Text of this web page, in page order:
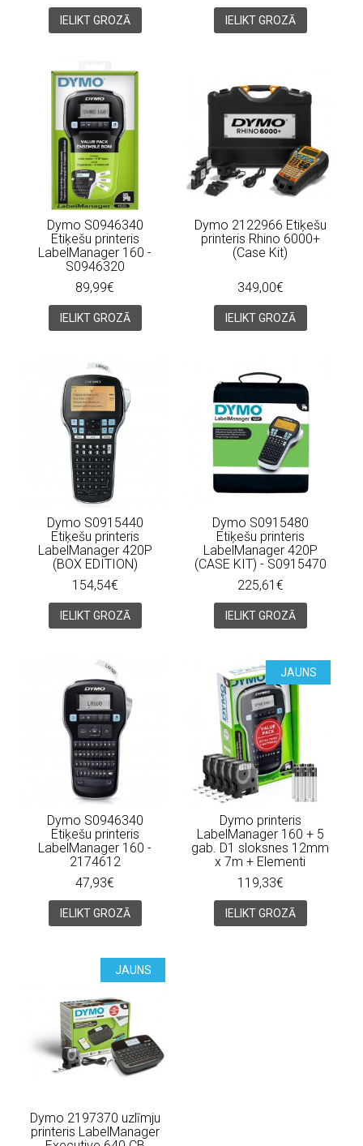
IELIKT GROZĀ IELIKT GROZĀ
Dymo S0946340
Etiķešu printeris
LabelManager 160 -
S0946320
89,99€
IELIKT GROZĀ
Dymo 2122966 Etiķešu
printeris Rhino 6000+
(Case Kit)
349,00€
IELIKT GROZĀ
Dymo S0915440
Etiķešu printeris
LabelManager 420P
(BOX EDITION)
154,54€
IELIKT GROZĀ
Dymo S0915480
Etiķešu printeris
LabelManager 420P
(CASE KIT) - S0915470
225,61€
IELIKT GROZĀ
Dymo S0946340
Etiķešu printeris
LabelManager 160 -
2174612
47,93€
IELIKT GROZĀ
JAUNS
Dymo printeris
LabelManager 160 + 5
gab. D1 sloksnes 12mm
x 7m + Elementi
119,33€
IELIKT GROZĀ
JAUNS
Dymo 2197370 uzlīmju
printeris LabelManager